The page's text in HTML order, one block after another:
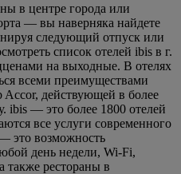
в центре города или
— вы наверняка найдете
следующий отпуск или
список отелей ibis в г.
на выходные. В отелях
всеми преимуществами
действующей в более
ibis — это более 1800 отелей
все услуги современного
это возможность
день недели, Wi-Fi,
также рестораны в